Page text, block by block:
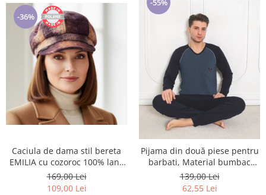
-36%
Caciula de dama stil bereta
EMILIA cu cozoroc 100% lana
TTO22.01.T02 Rabionek
Polonia
169,00 Lei
109,00 Lei
-55%
Pijama din două piese pentru
barbati, Material bumbac
Lycra Baki906
139,00 Lei
62,55 Lei